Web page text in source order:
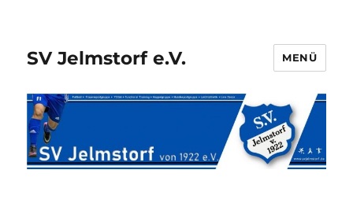
SV Jelmstorf e.V. MENÜ